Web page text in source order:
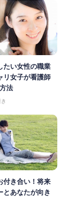
たい女性の職業
リ女子が看護師
法
付き合い！将来
とあなたが向き